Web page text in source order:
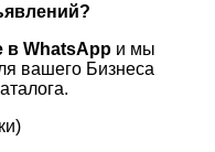
в WhatsApp и мы
вашего Бизнеса